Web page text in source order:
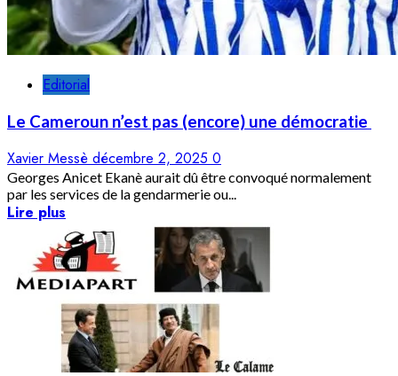
Editorial
Le Cameroun n’est pas (encore) une démocratie
Xavier Messè décembre 2, 2025 0
Georges Anicet Ekanè aurait dû être convoqué normalement
par les services de la gendarmerie ou...
Lire plus